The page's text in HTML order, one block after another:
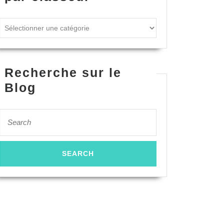
Recherche sur le
Blog
for: